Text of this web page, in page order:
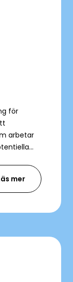
för
arbetar
sker
mer